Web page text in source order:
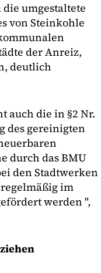
umgestaltete
von Steinkohle
der Anreiz,
deutlich
auch die in §2 Nr.
des gereinigten
durch das BMU
den Stadtwerken
im
werden ",